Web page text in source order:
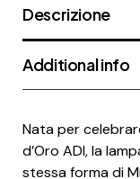
Descrizione
Additional info
Nata per
d’Oro ADI, la
stessa forma di